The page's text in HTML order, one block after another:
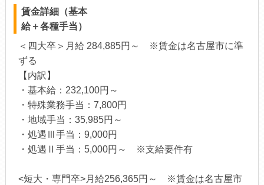
賃金詳細（基本
給＋各種手当）
＜四大卒＞月給 284,885円～ ※賃金は名古屋市に準
ずる
【内訳】
・基本給：232,100円～
・特殊業務手当：7,800円
・地域手当：35,985円～
・処遇Ⅲ手当：9,000円
・処遇Ⅱ手当：5,000円～ ※支給要件有
<短大・専門卒>月給256,365円～ ※賃金は名古屋市